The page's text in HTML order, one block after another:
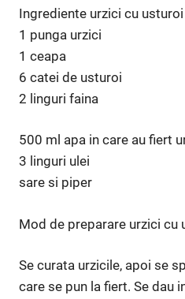
Ingrediente urzici cu usturoi
1 punga urzici
1 ceapa
6 catei de usturoi
2 linguri faina
500 ml apa in care au fiert
3 linguri ulei
sare si piper
Mod de preparare urzici cu
Se curata urzicile, apoi se
care se pun la fiert. Se dau